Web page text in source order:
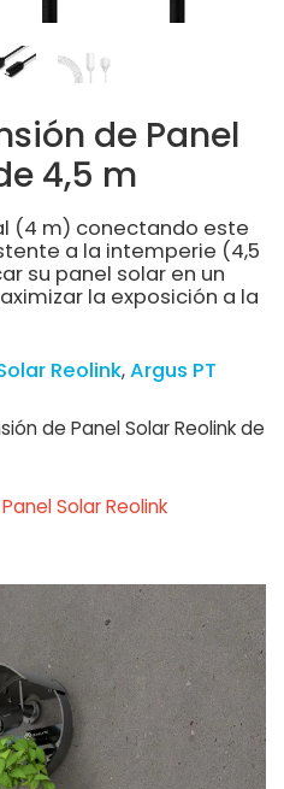
de Panel
4,5 m
(4 m) conectando este
a la intemperie (4,5
su panel solar en un
la exposición a la
Reolink Argus PT
de Panel Solar Reolink de
Solar Reolink